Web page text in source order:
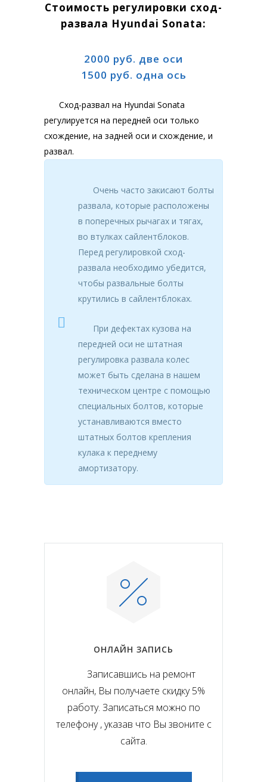
Стоимость регулировки сход-
развала Hyundai Sonata:
2000 руб. две оси
1500 руб. одна ось
Сход-развал на Hyundai Sonata
регулируется на передней оси только
схождение, на задней оси и схождение, и
развал.
Очень часто закисают болты
развала, которые расположены
в поперечных рычагах и тягах,
во втулках сайлентблоков.
Перед регулировкой сход-
развала необходимо убедится,
чтобы развальные болты
крутились в сайлентблоках.
При дефектах кузова на
передней оси не штатная
регулировка развала колес
может быть сделана в нашем
техническом центре с помощью
специальных болтов, которые
устанавливаются вместо
штатных болтов крепления
кулака к переднему
амортизатору.
ОНЛАЙН ЗАПИСЬ
Записавшись на ремонт
онлайн, Вы получаете скидку 5%
работу. Записаться можно по
телефону , указав что Вы звоните с
сайта.